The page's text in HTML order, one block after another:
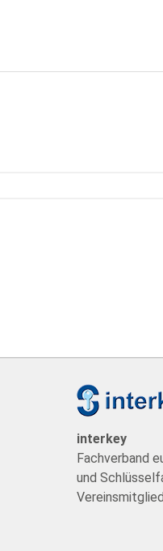
interkey
Fachverband
und